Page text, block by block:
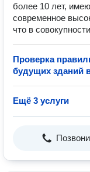
более 10 лет,
современное
что в
Проверка
будущих зданий
Ещё 3 услуги